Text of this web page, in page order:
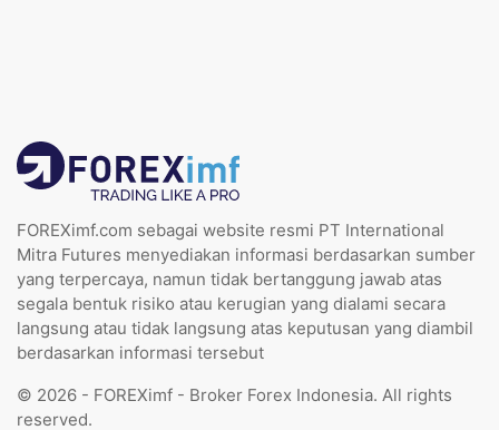
FOREXimf.com sebagai website resmi PT International
Mitra Futures menyediakan informasi berdasarkan sumber
yang terpercaya, namun tidak bertanggung jawab atas
segala bentuk risiko atau kerugian yang dialami secara
langsung atau tidak langsung atas keputusan yang diambil
berdasarkan informasi tersebut
© 2026 - FOREXimf - Broker Forex Indonesia. All rights
reserved.